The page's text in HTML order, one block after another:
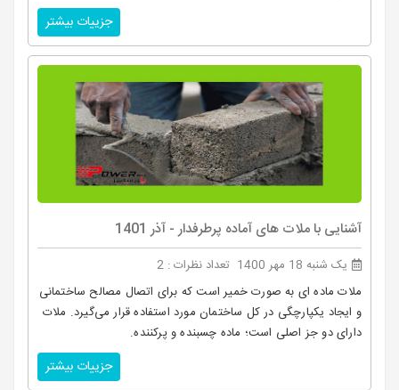
جزییات بیشتر
آشنایی با ملات های آماده پرطرفدار - آذر 1401
یک شنبه 18 مهر 1400
تعداد نظرات : 2
ملات ماده ای به صورت خمیر است که برای اتصال مصالح ساختمانی
و ایجاد یکپارچگی در کل ساختمان مورد استفاده قرار می‌گیرد. ملات
دارای دو جز اصلی است؛ ماده چسبنده و پرکننده.
جزییات بیشتر